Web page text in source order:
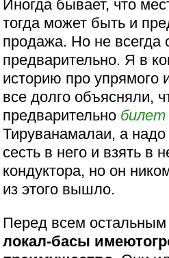
Иногда бывает, что
тогда может быть и
продажа. Но не всегда
предварительно. Я в
историю про упрямого
все долго объясняли,
предварительно билет
Тируванамалаи, а надо
сесть в него и взять в
кондуктора, но он
из этого вышло.
Перед всем остальным
локал-басы